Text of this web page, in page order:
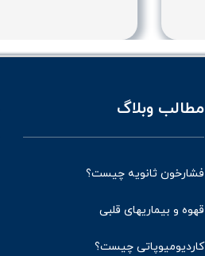
مطالب وبلاگ
فشارخون ثانویه چیست؟
قهوه و بیماریهای قلبی
کاردیومیوپاتی چیست؟